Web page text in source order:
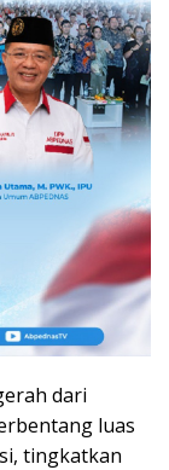
dari
luas
tingkatkan